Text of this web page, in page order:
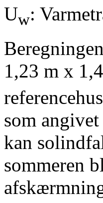
Uw:
1,23 m x
som
kan
sommeren